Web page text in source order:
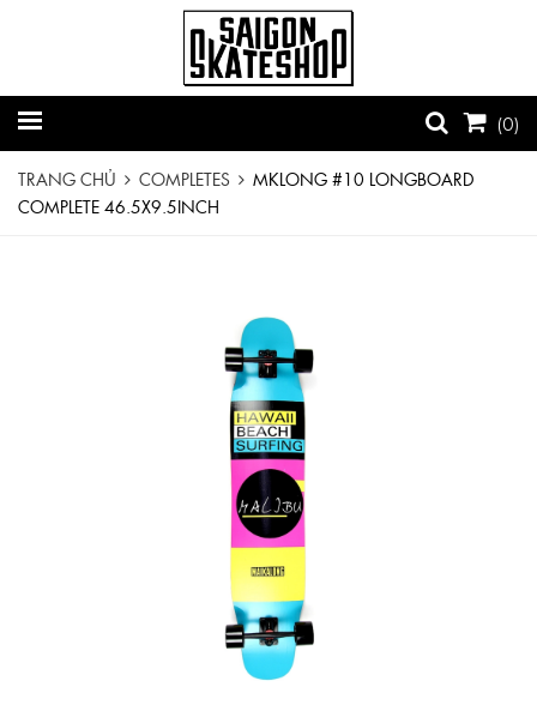
(0)
TRANG CHỦ COMPLETES
MKLONG #10 LONGBOARD
COMPLETE 46.5X9.5INCH